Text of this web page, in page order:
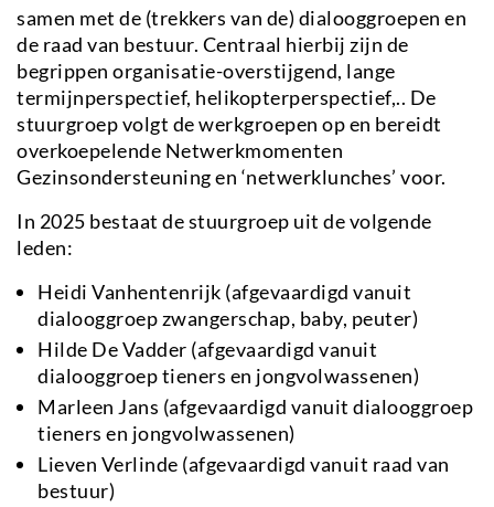
samen met de (trekkers van de) dialooggroepen en
de raad van bestuur. Centraal hierbij zijn de
begrippen organisatie-overstijgend, lange
termijnperspectief, helikopterperspectief,.. De
stuurgroep volgt de werkgroepen op en bereidt
overkoepelende Netwerkmomenten
Gezinsondersteuning en ‘netwerklunches’ voor.
In 2025 bestaat de stuurgroep uit de volgende
leden:
Heidi Vanhentenrijk (afgevaardigd vanuit
dialooggroep zwangerschap, baby, peuter)
Hilde De Vadder (afgevaardigd vanuit
dialooggroep tieners en jongvolwassenen)
Marleen Jans (afgevaardigd vanuit dialooggroep
tieners en jongvolwassenen)
Lieven Verlinde (afgevaardigd vanuit raad van
bestuur)